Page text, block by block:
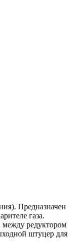
Предназначен
газа.
между редуктором
штуцер для